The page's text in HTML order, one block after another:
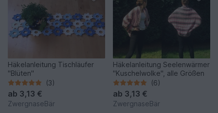
Häkelanleitung Tischläufer
"Blüten"
(3)
ab 3,13 €
ZwergnaseBär
Häkelanleitung Seelenwärmer
"Kuschelwolke", alle Größen
(6)
ab 3,13 €
ZwergnaseBär